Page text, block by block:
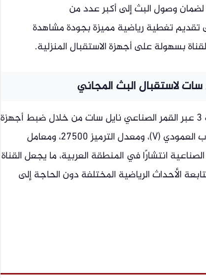
لضمان وصول البث إلى أكبر عدد من
تقديم تغطية رياضية مميزة بجودة مشاهدة
بسهولة على أجهزة الاستقبال المنزلية.
يمكن للمشاهدين استقبال قناة المغربية الرياضية 3 عبر القمر الصناعي نايل سات من خلال ضبط أجهزة
الاستقبال على التردد 11474، مع اختيار الاستقطاب العمودي (V)، ومعدل الترميز 27500، ومعامل
الصناعية انتشارًا في المنطقة العربية، ما يجعل القناة
الأحداث الرياضية المختلفة دون الحاجة إلى